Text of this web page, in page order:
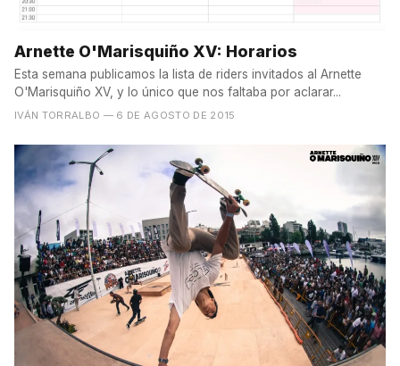
Arnette O'Marisquiño XV: Horarios
Esta semana publicamos la lista de riders invitados al Arnette
O'Marisquiño XV, y lo único que nos faltaba por aclarar...
IVÁN TORRALBO — 6 DE AGOSTO DE 2015